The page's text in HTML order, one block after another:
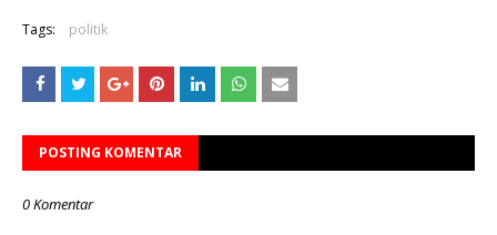
Tags: politik
POSTING KOMENTAR
0 Komentar